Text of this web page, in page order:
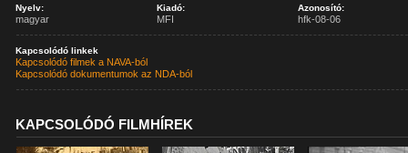
Nyelv:
magyar
Kiadó:
MFI
Azonosító:
hfk-08-06
Kapcsolódó linkek
Kapcsolódó filmek a NAVA-ból
Kapcsolódó dokumentumok az NDA-ból
KAPCSOLÓDÓ FILMHÍREK